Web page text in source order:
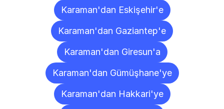
Karaman'dan Eskişehir'e
Karaman'dan Gaziantep'e
Karaman'dan Giresun'a
Karaman'dan Gümüşhane'ye
Karaman'dan Hakkari'ye